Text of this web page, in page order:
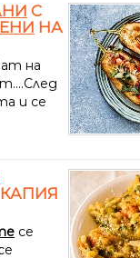
С
НА
на
и се
се